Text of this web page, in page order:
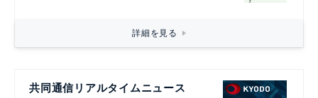
詳細を見る
共同通信リアルタイムニュース